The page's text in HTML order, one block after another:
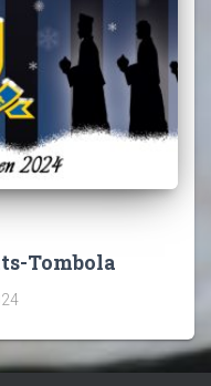
Tombola